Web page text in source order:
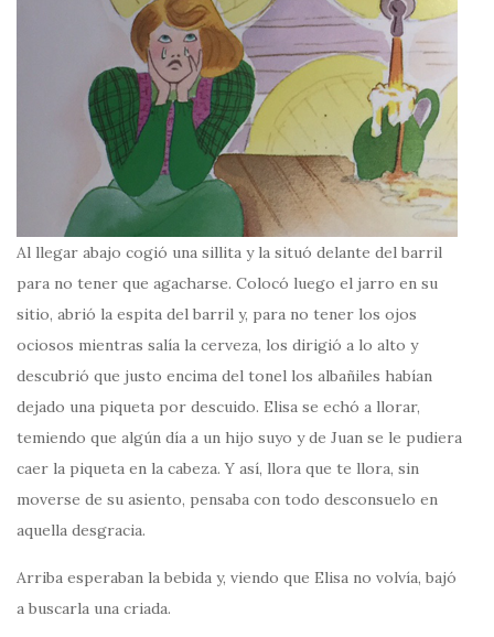
Al llegar abajo cogió una sillita y la situó delante del barril
para no tener que agacharse. Colocó luego el jarro en su
sitio, abrió la espita del barril y, para no tener los ojos
ociosos mientras salía la cerveza, los dirigió a lo alto y
descubrió que justo encima del tonel los albañiles habían
dejado una piqueta por descuido. Elisa se echó a llorar,
temiendo que algún día a un hijo suyo y de Juan se le pudiera
caer la piqueta en la cabeza. Y así, llora que te llora, sin
moverse de su asiento, pensaba con todo desconsuelo en
aquella desgracia.
Arriba esperaban la bebida y, viendo que Elisa no volvía, bajó
a buscarla una criada.